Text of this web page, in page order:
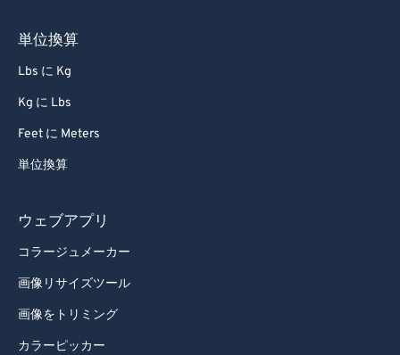
単位換算
Lbs に Kg
Kg に Lbs
Feet に Meters
単位換算
ウェブアプリ
コラージュメーカー
画像リサイズツール
画像をトリミング
カラーピッカー